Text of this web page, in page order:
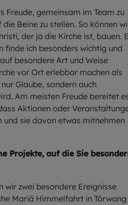
Freude, gemeinsam im Team zu
Beine zu stellen. So können
der ja die Kirche ist, bauen.
finde ich besonders wichtig und
besondere Art und Weise
vor Ort erlebbar machen als
Glaube, sondern auch
Am meisten Freude bereitet
Aktionen oder
und sie davon etwas mitnehmen
Projekte, auf die Sie
wir zwei besondere Ereignisse
Mariä Himmelfahrt in Törwang